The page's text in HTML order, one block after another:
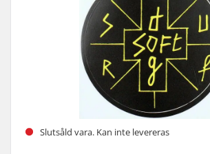
Slutsåld vara. Kan inte levereras